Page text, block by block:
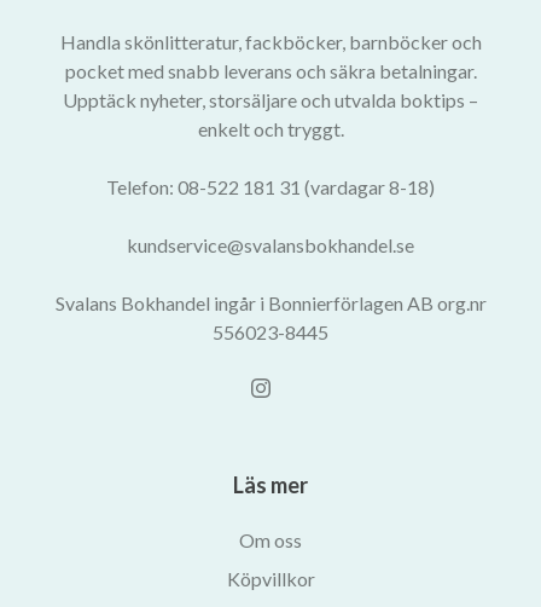
Handla skönlitteratur, fackböcker, barnböcker och
pocket med snabb leverans och säkra betalningar.
Upptäck nyheter, storsäljare och utvalda boktips –
enkelt och tryggt.
Telefon: 08-522 181 31 (vardagar 8-18)
kundservice@svalansbokhandel.se
Svalans Bokhandel ingår i Bonnierförlagen AB org.nr
556023-8445
Läs mer
Om oss
Köpvillkor